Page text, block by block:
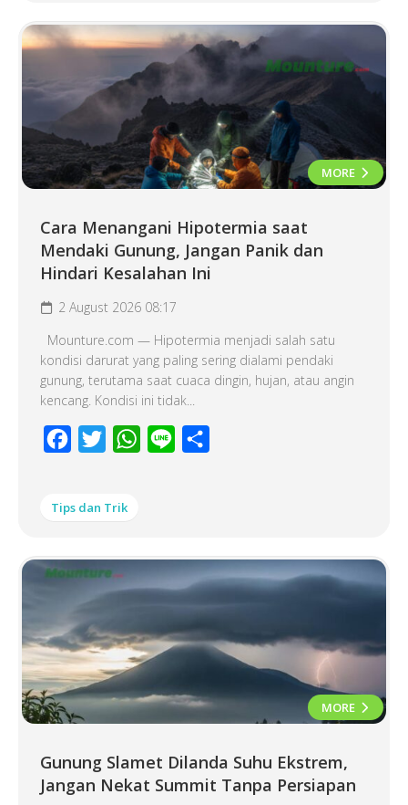
MORE
Cara Menangani Hipotermia saat
Mendaki Gunung, Jangan Panik dan
Hindari Kesalahan Ini
2 August 2026 08:17
Mounture.com — Hipotermia menjadi salah satu
kondisi darurat yang paling sering dialami pendaki
gunung, terutama saat cuaca dingin, hujan, atau angin
kencang. Kondisi ini tidak...
Facebook
Twitter WhatsApp
Line
Tips dan Trik
MORE
Gunung Slamet Dilanda Suhu Ekstrem,
Jangan Nekat Summit Tanpa Persiapan